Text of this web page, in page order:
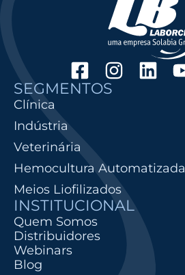
SEGMENTOS
Clínica
Indústria
Veterinária
Hemocultura Automatizada
Meios Liofilizados
INSTITUCIONAL
Quem Somos
Distribuidores
Webinars
Blog